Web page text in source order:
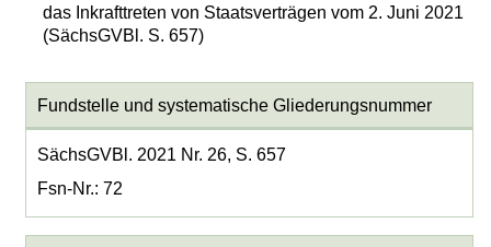
das Inkrafttreten von Staatsverträgen vom 2. Juni 2021
(SächsGVBl. S. 657)
Fundstelle und systematische Gliederungsnummer
SächsGVBl. 2021 Nr. 26, S. 657
Fsn-Nr.: 72